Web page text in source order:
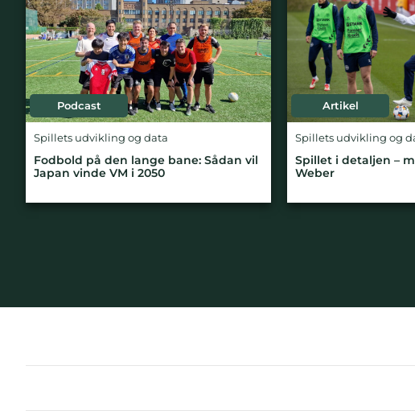
Podcast
Spillets udvikling og data
Fodbold på den lange bane: Sådan vil
Japan vinde VM i 2050
Artikel
Spillets udvikling og
Spillet i detaljen –
Weber